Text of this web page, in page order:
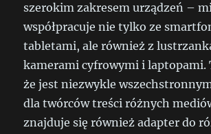
szerokim zakresem urządzeń –
współpracuje nie tylko ze
tabletami, ale również z
kamerami cyfrowymi i laptopami.
że jest niezwykle
dla twórców treści różnych
znajduje się również adapter do